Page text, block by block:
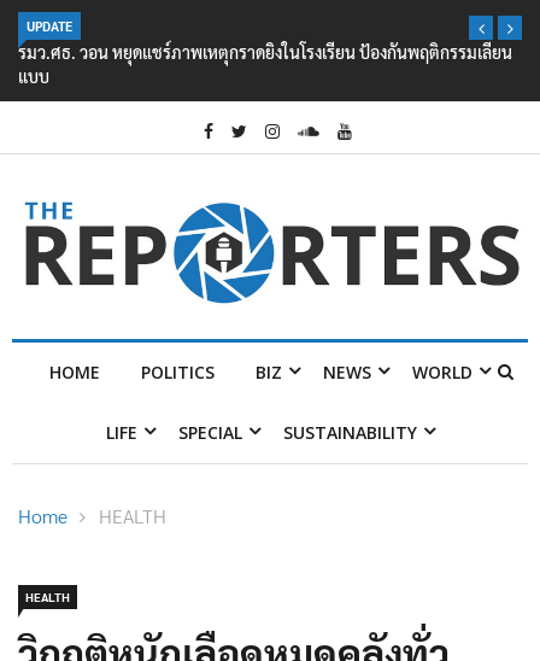
UPDATE
รมว.ศธ. วอน หยุดแชร์ภาพเหตุกราดยิงในโรงเรียน ป้องกันพฤติกรรมเลียน
แบบ
HOME POLITICS BIZ NEWS WORLD
LIFE SPECIAL SUSTAINABILITY
Home HEALTH
HEALTH